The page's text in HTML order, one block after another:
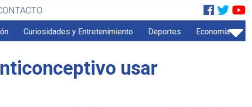
Curiosidades y Entretenimiento Deportes Economía
usar